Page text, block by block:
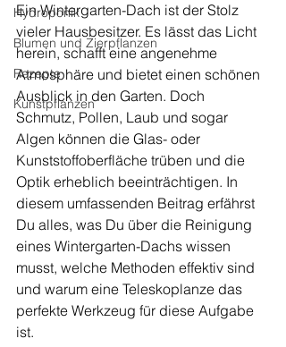
Hydroponik
Blumen und Zierpflanzen
Rezepte
Kunstpflanzen
Ein Wintergarten-Dach ist der Stolz
vieler Hausbesitzer. Es lässt das Licht
herein, schafft eine angenehme
Atmosphäre und bietet einen schönen
Ausblick in den Garten. Doch
Schmutz, Pollen, Laub und sogar
Algen können die Glas- oder
Kunststoffoberfläche trüben und die
Optik erheblich beeinträchtigen. In
diesem umfassenden Beitrag erfährst
Du alles, was Du über die Reinigung
eines Wintergarten-Dachs wissen
musst, welche Methoden effektiv sind
und warum eine Teleskoplanze das
perfekte Werkzeug für diese Aufgabe
ist.